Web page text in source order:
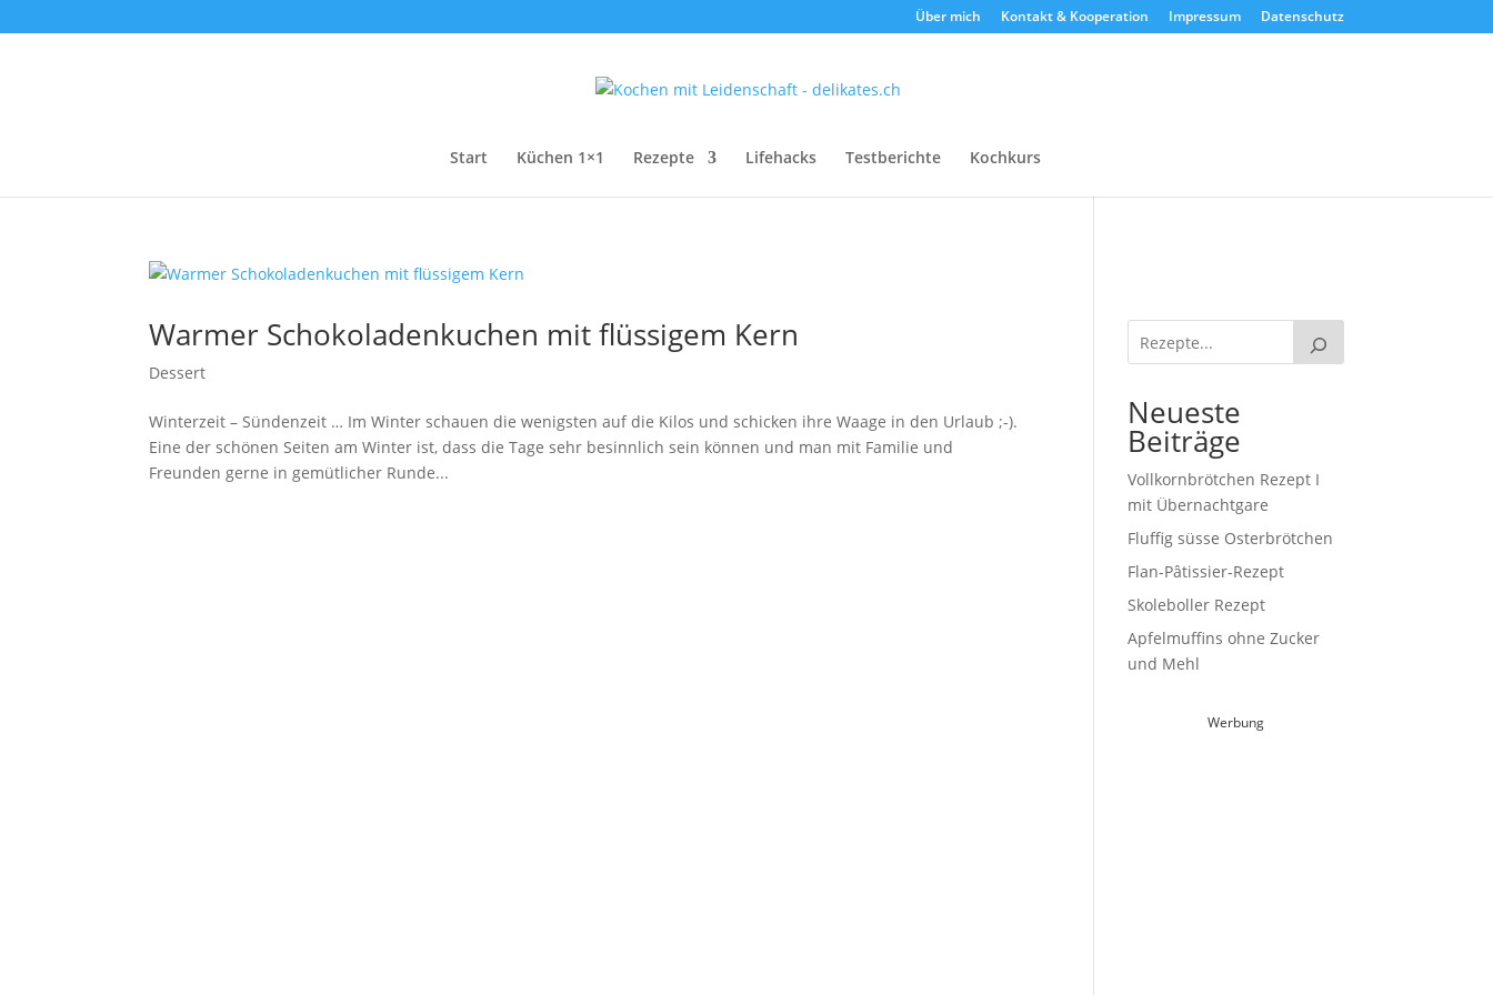
Über mich Kontakt & Kooperation Impressum Datenschutz
Start Küchen 1×1 Rezepte Lifehacks Testberichte Kochkurs
Warmer Schokoladenkuchen mit flüssigem Kern
Dessert
Winterzeit – Sündenzeit … Im Winter schauen die wenigsten auf die Kilos und schicken ihre Waage in den Urlaub ;-).
Eine der schönen Seiten am Winter ist, dass die Tage sehr besinnlich sein können und man mit Familie und
Freunden gerne in gemütlicher Runde...
Neueste
Beiträge
Vollkornbrötchen Rezept I
mit Übernachtgare
Fluffig süsse Osterbrötchen
Flan-Pâtissier-Rezept
Skoleboller Rezept
Apfelmuffins ohne Zucker
und Mehl
Werbung